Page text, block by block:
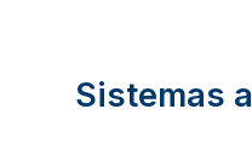
Sistemas